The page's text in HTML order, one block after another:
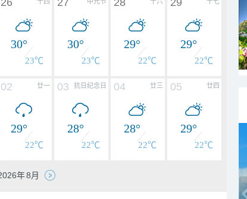
26
30°
23℃
27
30°
23℃
28
29°
22℃
29
29°
22℃
廿一
02
29°
22℃
抗日纪念日
03
28°
22℃
廿三
04
28°
22℃
廿四
05
29°
22℃